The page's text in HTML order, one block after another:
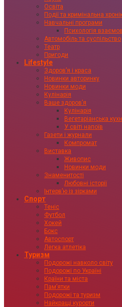
Освіта
Події та кримінальна
Навчальні програми
Психологія
Автомобіль та суспільство
Театр
Пригоди
Lifestyle
Здоровʼя і краса
Новинки авторинку
Новинки моди
Кулінарія
Ваше здоровʼя
Кулінарія
Вегетаріанська
У світі напоїв
Газети і журнали
Компромат
Виставка
Живопис
Новинки моди
Знаменитості
Любовні історії
Інтервʼю із зірками
Спорт
Теніс
Футбол
Хокей
Бокс
Автоспорт
Легка атлетіка
Туризм
Подорожі навколо світу
Подорожі по Україні
Країни та міста
Пам’ятки
Подорожі та туризм
Найкращі курорти